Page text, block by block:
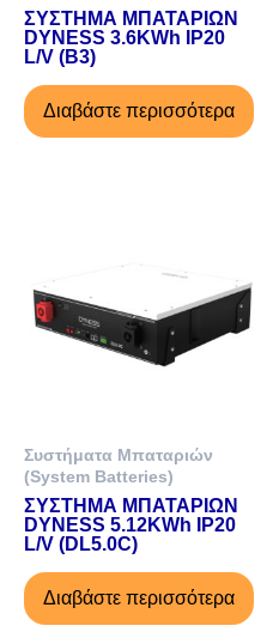
ΣΥΣΤΗΜΑ ΜΠΑΤΑΡΙΩΝ
DYNESS 3.6KWh IP20
L/V (B3)
Διαβάστε περισσότερα
Συστήματα Μπαταριών
(System Batteries)
ΣΥΣΤΗΜΑ ΜΠΑΤΑΡΙΩΝ
DYNESS 5.12KWh IP20
L/V (DL5.0C)
Διαβάστε περισσότερα